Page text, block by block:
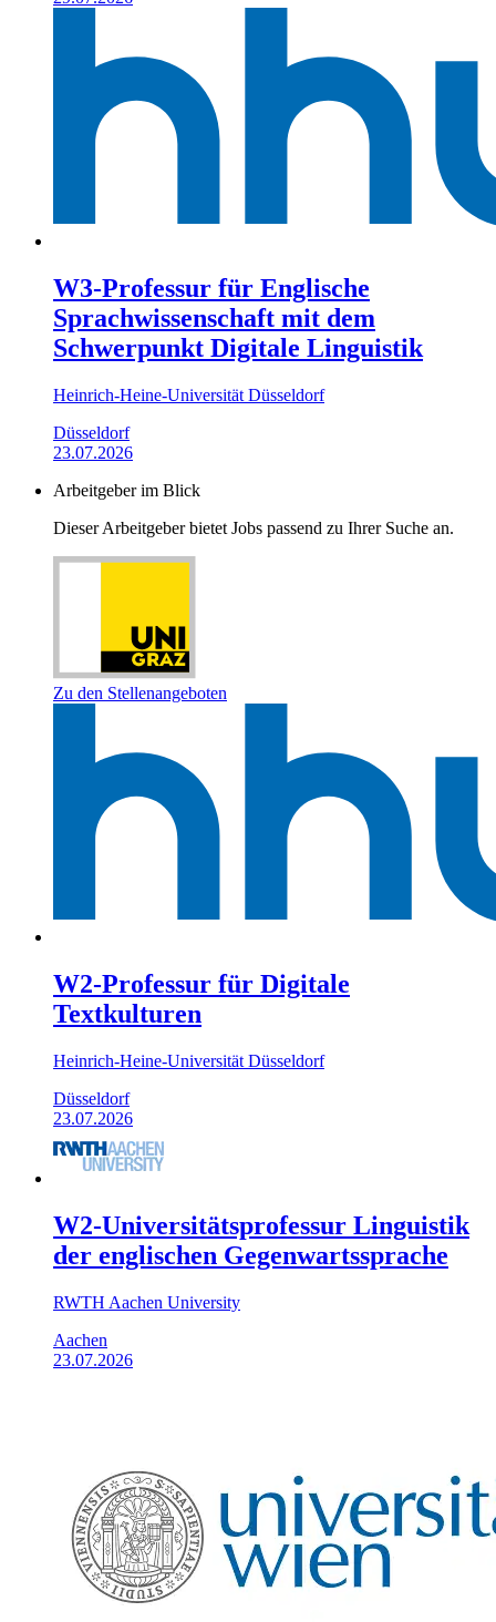
W3-Professur für Englische
Sprachwissenschaft mit dem
Schwerpunkt Digitale Linguistik
Heinrich-Heine-Universität Düsseldorf
Düsseldorf
23.07.2026
Arbeitgeber im Blick
Dieser Arbeitgeber bietet Jobs passend zu Ihrer Suche an.
Zu den Stellenangeboten
W2-Professur für Digitale
Textkulturen
Heinrich-Heine-Universität Düsseldorf
Düsseldorf
23.07.2026
W2-Universitätsprofessur Linguistik
der englischen Gegenwartssprache
RWTH Aachen University
Aachen
23.07.2026